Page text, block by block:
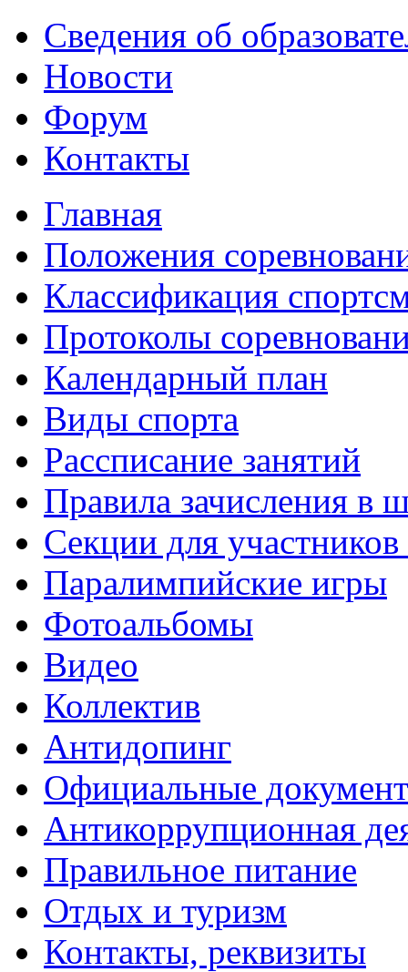
Сведения об
Новости
Форум
Контакты
Главная
Положения
Классификация
Протоколы
Календарный план
Виды спорта
Рассписание занятий
Правила зачисления в
Секции для
Паралимпийские игры
Фотоальбомы
Видео
Коллектив
Антидопинг
Официальные
Антикоррупционная
Правильное питание
Отдых и туризм
Контакты, реквизиты